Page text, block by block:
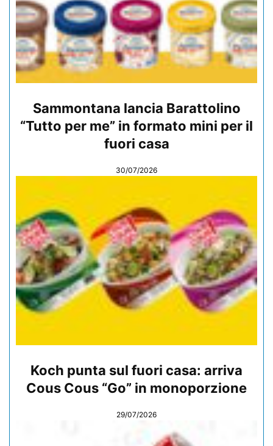
Sammontana lancia Barattolino
“Tutto per me” in formato mini per il
fuori casa
30/07/2026
Koch punta sul fuori casa: arriva
Cous Cous “Go” in monoporzione
29/07/2026